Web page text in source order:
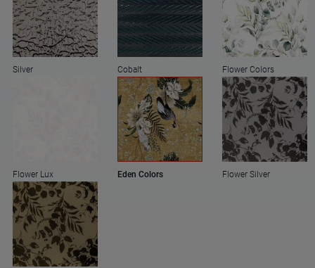
Silver Cobalt Flower Colors
Flower Lux Eden Colors Flower Silver